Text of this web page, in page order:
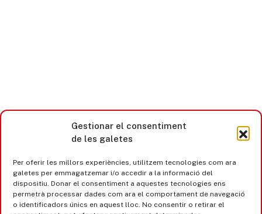
Gestionar el consentiment
de les galetes
Per oferir les millors experiències, utilitzem tecnologies com ara
galetes per emmagatzemar i/o accedir a la informació del
dispositiu. Donar el consentiment a aquestes tecnologies ens
permetrà processar dades com ara el comportament de navegació
o identificadors únics en aquest lloc. No consentir o retirar el